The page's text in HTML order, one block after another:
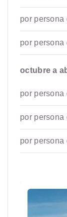
por
por persona
octubre a
por persona
por
por persona